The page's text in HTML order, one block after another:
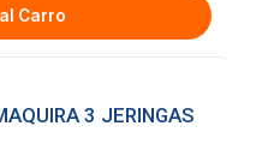
Carro
3 JERINGAS